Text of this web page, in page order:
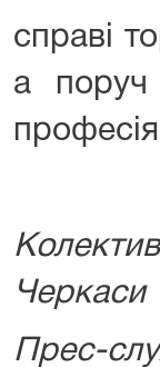
справі
а
Черкаси
Прес-